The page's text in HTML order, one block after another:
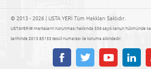
© 2013 - 2026 | USTA YERİ Tüm Hakkları Saklıdır.
USTAYERİ® Markaların Korunması hakkında 556 sayılı kanun hükmünde
tarihinde 2013 85153 tescil numarası ile koruma altındadır.